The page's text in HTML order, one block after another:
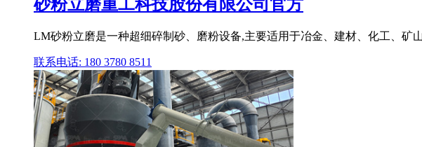
砂粉立磨重工科技股份有限公司官方
LM砂粉立磨是一种超细碎制砂、磨粉设备,主要适用于冶金、建材、化工、
联系电话: 180 3780 8511